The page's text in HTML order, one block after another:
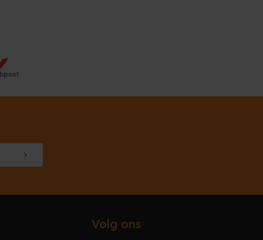
Volg ons